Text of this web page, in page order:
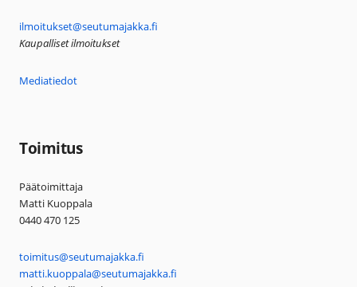
ilmoitukset@seutumajakka.fi
Kaupalliset ilmoitukset
Mediatiedot
Toimitus
Päätoimittaja
Matti Kuoppala
0440 470 125
toimitus@seutumajakka.fi
matti.kuoppala@seutumajakka.fi